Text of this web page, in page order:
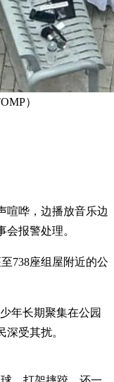
）
喧哗，边播放音乐边
报警处理。
738座组屋附近的公
年长期聚集在公园
受其扰。